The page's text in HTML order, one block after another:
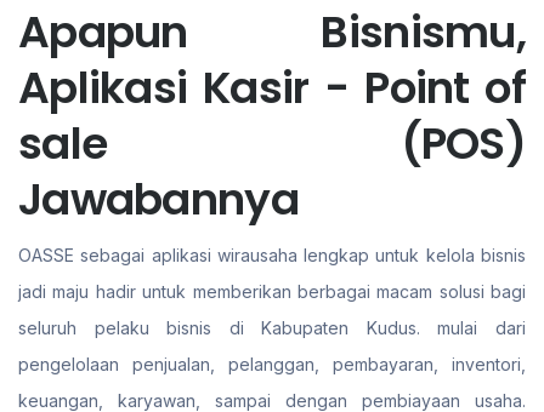
Apapun Bisnismu,
Aplikasi Kasir - Point of
sale (POS)
Jawabannya
OASSE sebagai aplikasi wirausaha lengkap untuk kelola bisnis
jadi maju hadir untuk memberikan berbagai macam solusi bagi
seluruh pelaku bisnis di Kabupaten Kudus. mulai dari
pengelolaan penjualan, pelanggan, pembayaran, inventori,
keuangan, karyawan, sampai dengan pembiayaan usaha.